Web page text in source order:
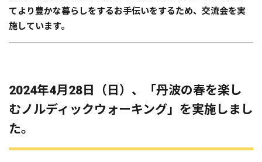
てより豊かな暮らしをするお手伝いをするため、交流会を実
施しています。
2024年4月28日（日）、「丹波の春を楽し
むノルディックウォーキング」を実施しまし
た。